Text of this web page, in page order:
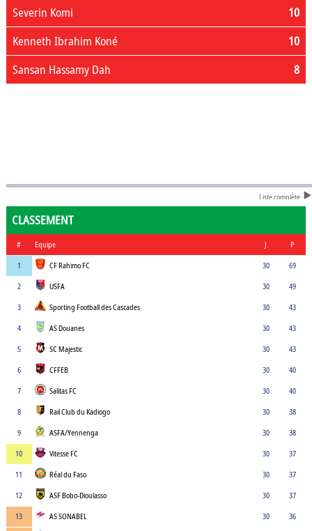
10
Severin Komi
10
Kenneth Ibrahim Koné
8
Sansan Hassamy Dah
Liste complète
CLASSEMENT
# Equipe J
P
1
CF Rahimo FC 30
69
2
USFA 30
49
3
Sporting Football des Cascades 30
43
4
AS Douanes 30
43
5
SC Majestic 30
43
6
CFFEB 30
40
7
Salitas FC 30
40
8
Rail Club du Kadiogo 30
38
9
ASFA/Yennenga 30
38
10
Vitesse FC 30
37
11
Réal du Faso 30
37
12
ASF Bobo-Dioulasso 30
37
13
AS SONABEL 30
36